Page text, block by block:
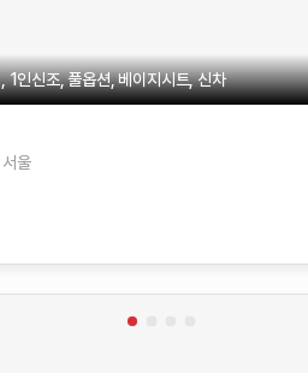
인신조, 풀옵션, 베이지시트, 신차
서울